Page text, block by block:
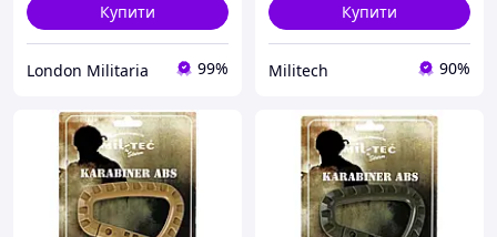
Купити
London Militaria 99%
Купити
Militech 90%